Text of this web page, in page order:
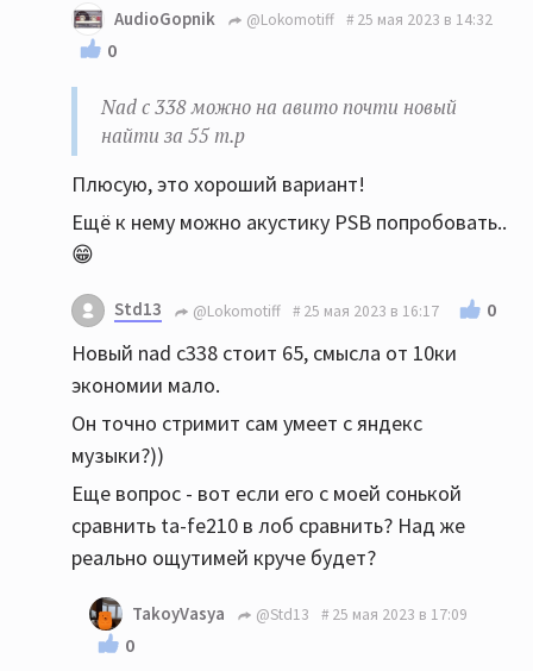
AudioGopnik @Lokomotiff 25 мая 2023 в 14:32
0
Nad c 338 можно на авито почти новый
найти за 55 т.р
Плюсую, это хороший вариант!
Ещё к нему можно акустику PSB попробовать..
😁
Std13 @Lokomotiff 25 мая 2023 в 16:17 0
Новый nad c338 стоит 65, смысла от 10ки
экономии мало.
Он точно стримит сам умеет с яндекс
музыки?))
Еще вопрос - вот если его с моей сонькой
сравнить ta-fe210 в лоб сравнить? Над же
реально ощутимей круче будет?
TakoyVasya @Std13 25 мая 2023 в 17:09
0